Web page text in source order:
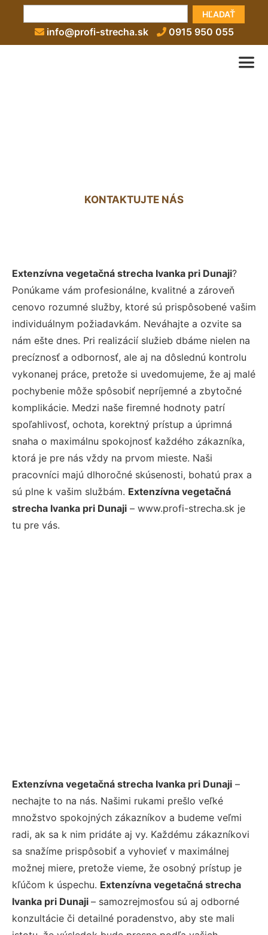
HĽADAŤ
info@profi-strecha.sk 0915 950 055
KONTAKTUJTE NÁS
Extenzívna vegetačná strecha Ivanka pri Dunaji?
Ponúkame vám profesionálne, kvalitné a zároveň
cenovo rozumné služby, ktoré sú prispôsobené vašim
individuálnym požiadavkám. Neváhajte a ozvite sa
nám ešte dnes. Pri realizácií služieb dbáme nielen na
precíznosť a odbornosť, ale aj na dôslednú kontrolu
vykonanej práce, pretože si uvedomujeme, že aj malé
pochybenie môže spôsobiť nepríjemné a zbytočné
komplikácie. Medzi naše firemné hodnoty patrí
spoľahlivosť, ochota, korektný prístup a úprimná
snaha o maximálnu spokojnosť každého zákazníka,
ktorá je pre nás vždy na prvom mieste. Naši
pracovníci majú dlhoročné skúsenosti, bohatú prax a
sú plne k vašim službám. Extenzívna vegetačná
strecha Ivanka pri Dunaji – www.profi-strecha.sk je
tu pre vás.
Extenzívna vegetačná strecha Ivanka pri Dunaji –
nechajte to na nás. Našimi rukami prešlo veľké
množstvo spokojných zákazníkov a budeme veľmi
radi, ak sa k nim pridáte aj vy. Každému zákazníkovi
sa snažíme prispôsobiť a vyhovieť v maximálnej
možnej miere, pretože vieme, že osobný prístup je
kľúčom k úspechu. Extenzívna vegetačná strecha
Ivanka pri Dunaji – samozrejmosťou sú aj odborné
konzultácie či detailné poradenstvo, aby ste mali